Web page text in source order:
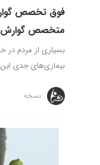
فوق تخصص
متخصص گوارش
بسیاری از مردم
بیماری‌های جدی
نسخه